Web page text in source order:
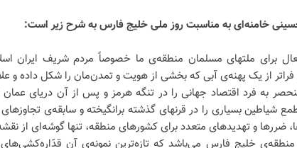
خامنه‌ای به مناسبت روز ملی خلیج فارس به شرح زیر است:
برای ملتهای مسلمان منطقه‌ی ما خصوصاً مردم شریف ایران
از یک پهنه‌ی آبی که بخشی از هویت و تمدن‌مان را شکل داده و
به فرد اقتصاد جهانی را در تنگه هرمز و پس از آن دریای عمان
شیاطین بسیاری را در قرنهای گذشته برانگیخته و سابقه‌ی
ضررها و تهدیدهای متعدد برای کشورهای منطقه، تنها گوشه‌ای از
خلیج فارس می‌باشد که تازه‌ترین نمونه‌ی آن قدّاره‌کشی‌های